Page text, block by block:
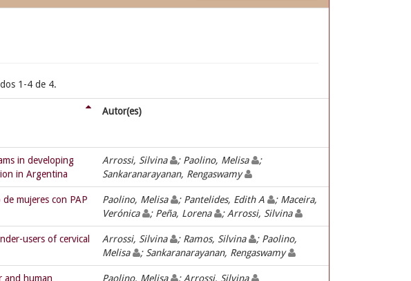
1-4 de 4.
Autor(es)
in developing
in Argentina
Arrossi, Silvina ; Paolino, Melisa
;
Sankaranarayanan, Rengaswamy
mujeres con PAP
Paolino, Melisa ; Pantelides, Edith A
; Maceira,
Verónica
; Peña, Lorena ; Arrossi, Silvina
users of cervical
Arrossi, Silvina ; Ramos, Silvina
; Paolino,
Melisa
; Sankaranarayanan, Rengaswamy
and human
Paolino, Melisa ; Arrossi, Silvina